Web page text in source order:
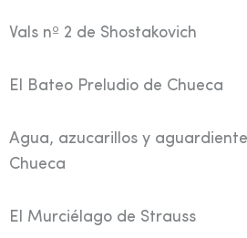
Vals nº 2 de Shostakovich
El Bateo Preludio de Chueca
Agua, azucarillos y
Chueca
El Murciélago de Strauss